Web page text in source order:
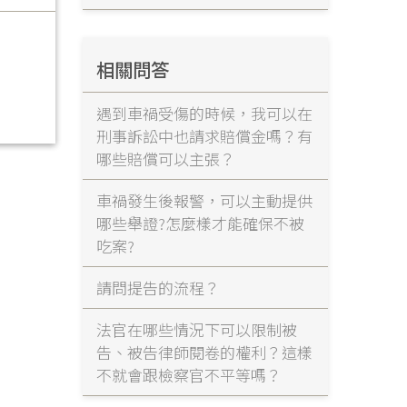
相關問答
遇到車禍受傷的時候，我可以在
刑事訴訟中也請求賠償金嗎？有
哪些賠償可以主張？
車禍發生後報警，可以主動提供
哪些舉證?怎麼樣才能確保不被
吃案?
請問提告的流程？
法官在哪些情況下可以限制被
告、被告律師閱卷的權利？這樣
不就會跟檢察官不平等嗎？